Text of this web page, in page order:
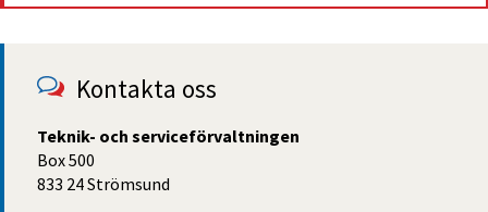
Kontakta oss
Teknik- och serviceförvaltningen
Box 500
833 24 Strömsund